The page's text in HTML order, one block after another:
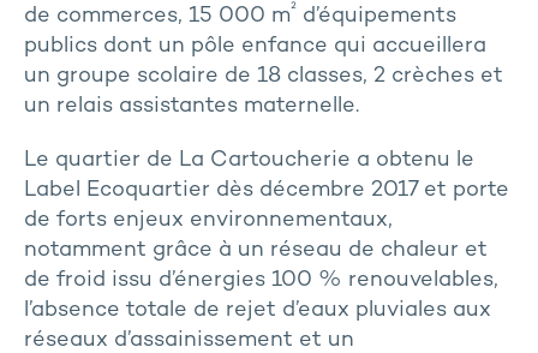
de commerces, 15 000 m² d’équipements
publics dont un pôle enfance qui accueillera
un groupe scolaire de 18 classes, 2 crèches et
un relais assistantes maternelle.
Le quartier de La Cartoucherie a obtenu le
Label Ecoquartier dès décembre 2017 et porte
de forts enjeux environnementaux,
notamment grâce à un réseau de chaleur et
de froid issu d’énergies 100 % renouvelables,
l’absence totale de rejet d’eaux pluviales aux
réseaux d’assainissement et un